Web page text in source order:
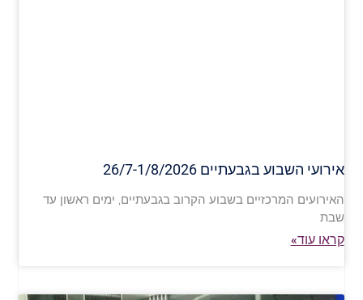
אירועי השבוע בגבעתיים 26/7-1/8/2026
האירועים המרכזיים בשבוע הקרוב בגבעתיים, ימים ראשון עד
שבת
קראו עוד»